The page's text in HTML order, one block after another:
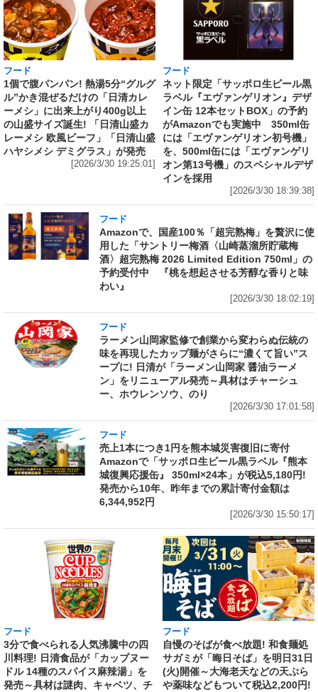
フード
1個で腹パンパン! 熱湯5分“グルグ
ル”かき混ぜるだけの「日清カレ
ーメシ」に出来上がり400g以上
の山盛サイズ誕生! 「日清山盛カ
レーメシ 欧風ビーフ」「日清山盛
ハヤシメシ デミグラス」が発売
[2026/3/30 19:25:01]
フード
ネット限定「サッポロ生ビール黒
ラベル『エヴァンゲリオン』デザ
イン缶 12本セットBOX」の予約
がAmazonでも実施中 350ml缶
には「エヴァンゲリオン初号機」
を、500ml缶には「エヴァンゲリ
オン第13号機」のスペシャルデザ
インを採用
[2026/3/30 18:39:38]
フード
Amazonで、国産100％「超完熟梅」を贅沢に使
用した「サントリー梅酒〈山崎蒸溜所貯蔵梅
酒〉超完熟梅 2026 Limited Edition 750ml」の
予約受付中 『桃を想起させる芳醇な香りと味
わい』
[2026/3/30 18:02:19]
フード
ラーメン山岡家監修で創業から変わらぬ伝統の
味を再現したカップ麺がさらに“濃くて旨い”ス
ープに! 日清が「ラーメン山岡家 醤油ラーメ
ン」をリニューアル発売～具材はチャーシュ
ー、ホウレンソウ、のり
[2026/3/30 17:01:58]
フード
売上1本につき1円を熊本城災害復旧に寄付
Amazonで「サッポロ生ビール黒ラベル『熊本
城復興応援缶』 350ml×24本」が税込5,180円!
発売から10年、昨年までの累計寄付金額は
6,344,952円
[2026/3/30 15:50:17]
フード
3分で食べられる人気沸騰中の四
川料理! 日清食品が「カップヌー
ドル 14種のスパイス麻辣湯」を
発売～具材は謎肉、キャベツ、チ
フード
自慢のそばが食べ放題! 和食麺処
サガミが「晦日そば」を明日31日
(火)開催～大海老天などの天ぷら
や薬味などもついて税込2,200円!